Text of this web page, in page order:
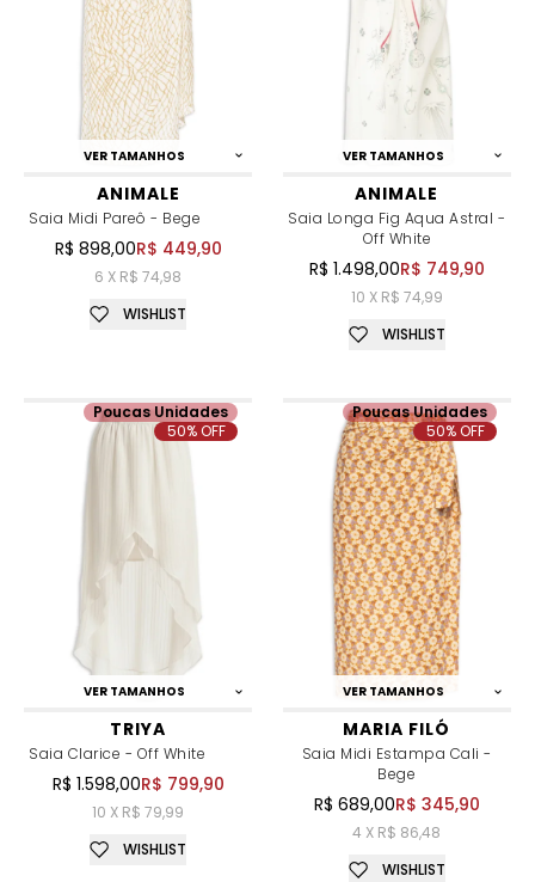
VER TAMANHOS
ANIMALE
Saia Midi Pareô - Bege
R$ 898,00R$ 449,90
6 X R$ 74,98
WISHLIST
VER TAMANHOS
ANIMALE
Saia Longa Fig Aqua Astral -
Off White
R$ 1.498,00R$ 749,90
10 X R$ 74,99
WISHLIST
VER TAMANHOS
TRIYA
Saia Clarice - Off White
R$ 1.598,00R$ 799,90
10 X R$ 79,99
Poucas Unidades
50% OFF
WISHLIST
VER TAMANHOS
MARIA FILÓ
Saia Midi Estampa Cali -
Bege
R$ 689,00R$ 345,90
4 X R$ 86,48
Poucas Unidades
50% OFF
WISHLIST